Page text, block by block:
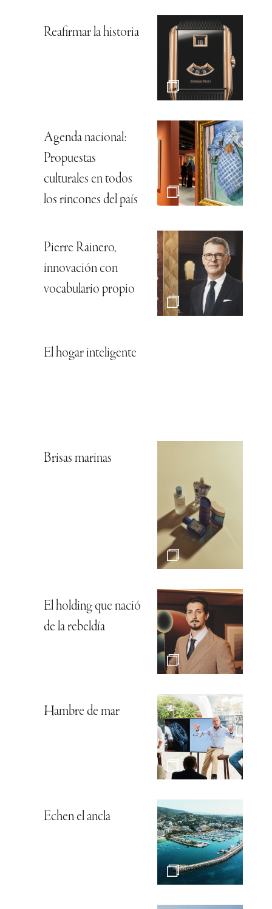
Reafirmar la historia
Agenda nacional:
Propuestas
culturales en todos
los rincones del país
Pierre Rainero,
innovación con
vocabulario propio
El hogar inteligente
Brisas marinas
El holding que nació
de la rebeldía
Hambre de mar
Echen el ancla